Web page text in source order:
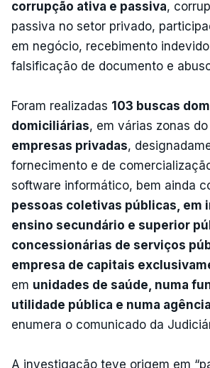
corrupção ativa e passiva,
passiva no setor privado,
em negócio, recebimento
falsificação de documento e
Foram realizadas 103 buscas
domiciliárias, em várias zonas do
empresas privadas,
fornecimento e de
software informático, bem ainda
pessoas coletivas públicas, em
ensino secundário e superior
concessionárias de serviços
empresa de capitais
em unidades de saúde, numa
utilidade pública e numa
enumera o comunicado da
A investigação teve origem em